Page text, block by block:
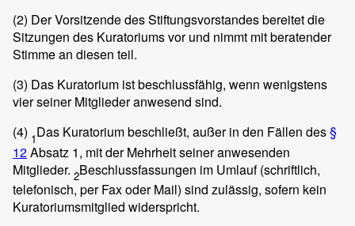
(2) Der Vorsitzende des Stiftungsvorstandes bereitet die
Sitzungen des Kuratoriums vor und nimmt mit beratender
Stimme an diesen teil.
(3) Das Kuratorium ist beschlussfähig, wenn wenigstens
vier seiner Mitglieder anwesend sind.
(4) 1Das Kuratorium beschließt, außer in den Fällen des§
12Absatz 1, mit der Mehrheit seiner anwesenden
Mitglieder. 2Beschlussfassungen im Umlauf (schriftlich,
telefonisch, per Fax oder Mail) sind zulässig, sofern kein
Kuratoriumsmitglied widerspricht.